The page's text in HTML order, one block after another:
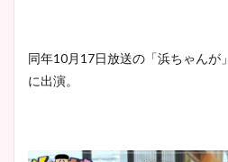
同年10月17日放送の「浜ちゃんが
に出演。